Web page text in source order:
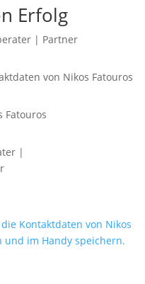
Erfolg
Fatouros
|
Kontaktdaten von Nikos
und im Handy speichern.